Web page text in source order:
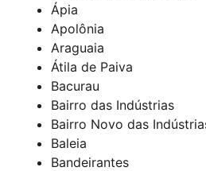
Ápia
Apolônia
Araguaia
Átila de Paiva
Bacurau
Bairro das Indústrias
Bairro Novo das
Baleia
Bandeirantes